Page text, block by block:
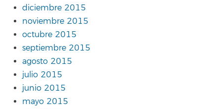
diciembre 2015
noviembre 2015
octubre 2015
septiembre 2015
agosto 2015
julio 2015
junio 2015
mayo 2015